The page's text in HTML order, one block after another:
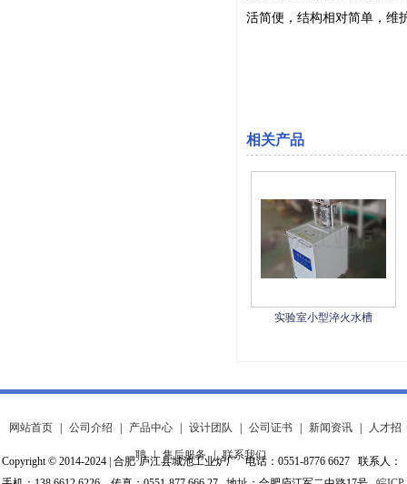
活简便，结构相对简单，维
相关产品
实验室小型淬火水槽
网站首页 公司介绍 产品中心 设计团队 公司证书 新闻资讯 人才招
聘 | 售后服务 | 联系我们
Copyright © 2014-2024 | 合肥·庐江县城池工业炉厂 电话：0551-8776 6627 联系人：